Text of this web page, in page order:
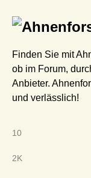
Finden Sie mit
ob im Forum,
Anbieter.
und verlässlich!
10
2K